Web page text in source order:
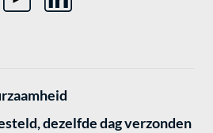
dezelfde dag verzonden